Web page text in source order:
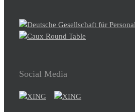
Social Media